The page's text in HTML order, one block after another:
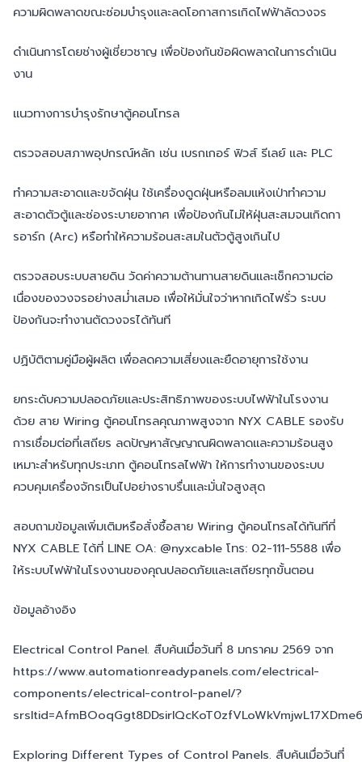
ความผิดพลาดขณะซ่อมบำรุงและลดโอกาสการเกิดไฟฟ้าลัดวงจร
ดำเนินการโดยช่างผู้เชี่ยวชาญ เพื่อป้องกันข้อผิดพลาดในการดำเนิน
งาน
แนวทางการบำรุงรักษาตู้คอนโทรล
ตรวจสอบสภาพอุปกรณ์หลัก เช่น เบรกเกอร์ ฟิวส์ รีเลย์ และ PLC
ทำความสะอาดและขจัดฝุ่น ใช้เครื่องดูดฝุ่นหรือลมแห้งเป่าทำความ
สะอาดตัวตู้และช่องระบายอากาศ เพื่อป้องกันไม่ให้ฝุ่นสะสมจนเกิดกา
รอาร์ก (Arc) หรือทำให้ความร้อนสะสมในตัวตู้สูงเกินไป
ตรวจสอบระบบสายดิน วัดค่าความต้านทานสายดินและเช็กความต่อ
เนื่องของวงจรอย่างสม่ำเสมอ เพื่อให้มั่นใจว่าหากเกิดไฟรั่ว ระบบ
ป้องกันจะทำงานตัดวงจรได้ทันที
ปฏิบัติตามคู่มือผู้ผลิต เพื่อลดความเสี่ยงและยืดอายุการใช้งาน
ยกระดับความปลอดภัยและประสิทธิภาพของระบบไฟฟ้าในโรงงาน
ด้วย สาย Wiring ตู้คอนโทรลคุณภาพสูงจาก NYX CABLE รองรับ
การเชื่อมต่อที่เสถียร ลดปัญหาสัญญาณผิดพลาดและความร้อนสูง
เหมาะสำหรับทุกประเภท ตู้คอนโทรลไฟฟ้า ให้การทำงานของระบบ
ควบคุมเครื่องจักรเป็นไปอย่างราบรื่นและมั่นใจสูงสุด
สอบถามข้อมูลเพิ่มเติมหรือสั่งซื้อสาย Wiring ตู้คอนโทรลได้ทันทีที่
NYX CABLE ได้ที่ LINE OA: @nyxcable โทร: 02-111-5588 เพื่อ
ให้ระบบไฟฟ้าในโรงงานของคุณปลอดภัยและเสถียรทุกขั้นตอน
ข้อมูลอ้างอิง
Electrical Control Panel. สืบค้นเมื่อวันที่ 8 มกราคม 2569 จาก
https://www.automationreadypanels.com/electrical-
components/electrical-control-panel/?
Exploring Different Types of Control Panels. สืบค้นเมื่อวันที่